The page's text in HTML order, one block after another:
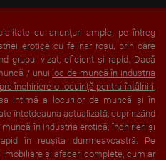
cu anunţuri ample, pe întreg
eroticecu felinar roşu, prin care
grupul vizat, eficient şi rapid. Dacă
/ unui loc de muncă în industria
închiriere o locuinţă pentru întâlniri,
intimă a locurilor de muncă şi în
întotdeauna actualizată, cuprinzând
în industria erotică, închirieri şi
în reuşita dumneavoastră. Pe
şi afaceri complete, cum ar